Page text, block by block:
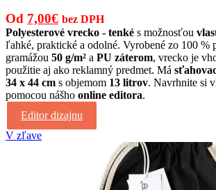
Od Pôvodná
cena
bola:
8,00€.
7,00€Aktuálna
cena
je:
7,00€.
bez DPH
Polyesterové vrecko - tenké s možnosťou
ľahké, praktické a odolné. Vyrobené zo 100 %
gramážou 50 g/m² a PU záterom, vrecko je
použitie aj ako reklamný predmet. Má
34 x 44 cm s objemom 13 litrov. Navrhnite si
pomocou nášho online editora.
Editor dizajnu
V zľave